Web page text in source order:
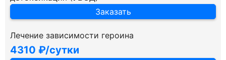
Заказать
Лечение зависимости героина
4310 ₽/сутки